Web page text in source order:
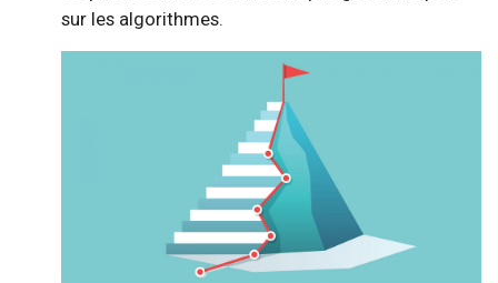
sur les algorithmes.